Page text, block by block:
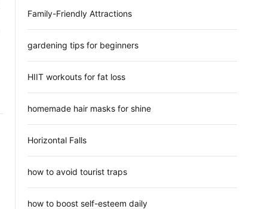
Family-Friendly Attractions
gardening tips for beginners
HIIT workouts for fat loss
homemade hair masks for shine
Horizontal Falls
how to avoid tourist traps
how to boost self-esteem daily